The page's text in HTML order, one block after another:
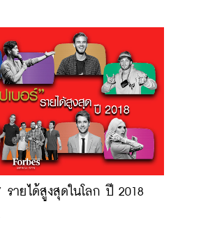
ายได้สูงสุดในโลก ปี 2018